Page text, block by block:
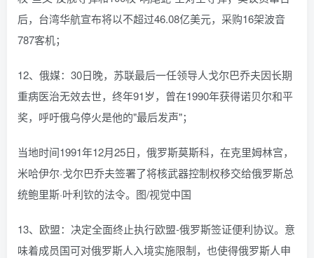
后，台湾华航宣布将以不超过46.08亿美元，采购16架波音
787客机；
12、俄媒：30日晚，苏联最后一任领导人戈尔巴乔夫因长期
重病医治无效去世，终年91岁，曾在1990年获得诺贝尔和平
奖，呼吁俄乌停火是他的"最后发声"；
当地时间1991年12月25日，俄罗斯莫斯科，在克里姆林宫，
米哈伊尔·戈尔巴乔夫签署了将核武器控制权移交给俄罗斯总
统鲍里斯·叶利钦的法令。图/视觉中国
13、欧盟：决定全面终止执行欧盟-俄罗斯签证便利协议。意
味着成员国可对俄罗斯人入境实施限制，也使得俄罗斯人申